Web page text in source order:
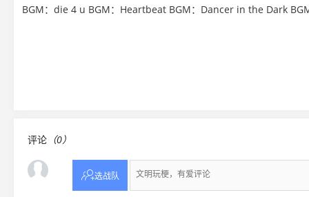
BGM：die 4 u BGM：Heartbeat BGM：Dancer in the Dark
评论 （0）
选战队